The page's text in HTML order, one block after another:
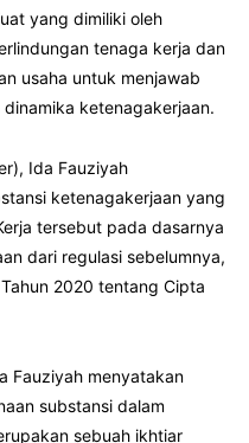
yang dimiliki oleh
tenaga kerja dan
usaha untuk menjawab
ketenagakerjaan.
Ida Fauziyah
ketenagakerjaan yang
tersebut pada dasarnya
dari regulasi sebelumnya,
2020 tentang Cipta
Fauziyah menyatakan
substansi dalam
sebuah ikhtiar